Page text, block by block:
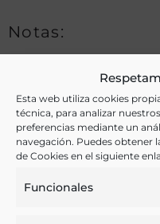
Esta web utiliza cookies
técnica, para analizar
preferencias mediante un
navegación. Puedes obtener
de Cookies en el siguiente
Funcionales
Notas:
Según se indica en la
del Claustro i Gremio
Montepeller, i actual
Diocesis de Gerona.